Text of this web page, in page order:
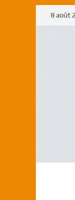
Passer8 août